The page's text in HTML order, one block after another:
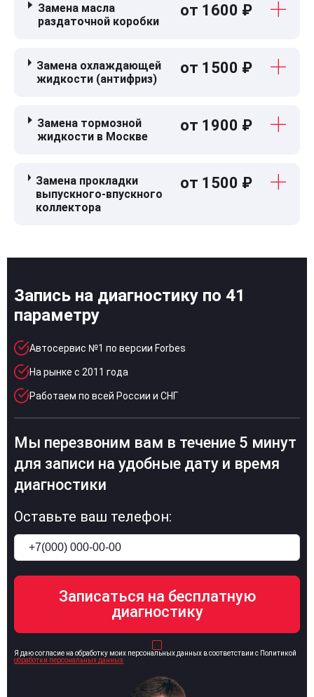
Замена масла
раздаточной коробки
от 1600 ₽
Замена охлаждающей
жидкости (антифриз)
от 1500 ₽
Замена тормозной
жидкости в Москве
от 1900 ₽
Замена прокладки
выпускного-впускного
коллектора
от 1500 ₽
Запись на диагностику по 41
параметру
Автосервис №1 по версии Forbes
На рынке с 2011 года
Работаем по всей России и СНГ
Мы перезвоним вам в течение 5 минут
для записи на удобные дату и время
диагностики
Оставьте ваш телефон:
Я даю согласие на обработку моих персональных данных в соответствии с Политикой
обработки персональных данных